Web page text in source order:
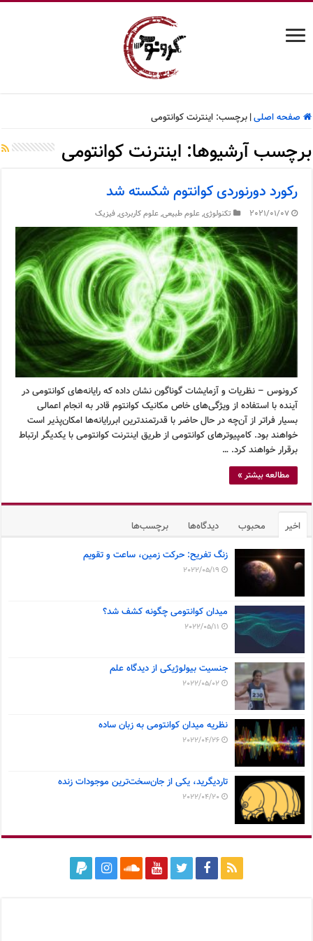
صفحه اصلی| برچسب:اینترنت کوانتومی
برچسب آرشیوها: اینترنت کوانتومی
رکورد دورنوردی کوانتوم شکسته شد
2021/01/07 تکنولوژی,علوم طبیعی,علوم کاربردی,فیزیک
کرونوس – نظریات و آزمایشات گوناگون نشان داده که رایانه‌های کوانتومی در
آینده با استفاده از ویژگی‌های خاص مکانیک کوانتوم قادر به انجام اعمالی
بسیار فراتر از آن‌چه در حال حاضر با قدرتمندترین ابررایانه‌ها امکان‌پذیر است
خواهند بود. کامپیوترهای کوانتومی از طریق اینترنت کوانتومی با یکدیگر ارتباط
برقرار خواهند کرد. …
مطالعه بیشتر »
اخیر محبوب دیدگاه‌ها برچسب‌ها
زنگ تفریح: حرکت زمین، ساعت و تقویم
2022/05/19
میدان کوانتومی چگونه کشف شد؟
2022/05/11
جنسیت بیولوژیکی از دیدگاه علم
2022/05/02
نظریه میدان کوانتومی به زبان ساده
2022/04/26
تاردیگرید، یکی از جان‌سخت‌ترین موجودات زنده
2022/04/20